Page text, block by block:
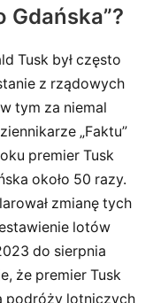
Gdańska”?
Tusk był często
z rządowych
tym za niemal
„Faktu”
premier Tusk
około 50 razy.
zmianę tych
lotów
do sierpnia
że premier Tusk
podróży lotniczych